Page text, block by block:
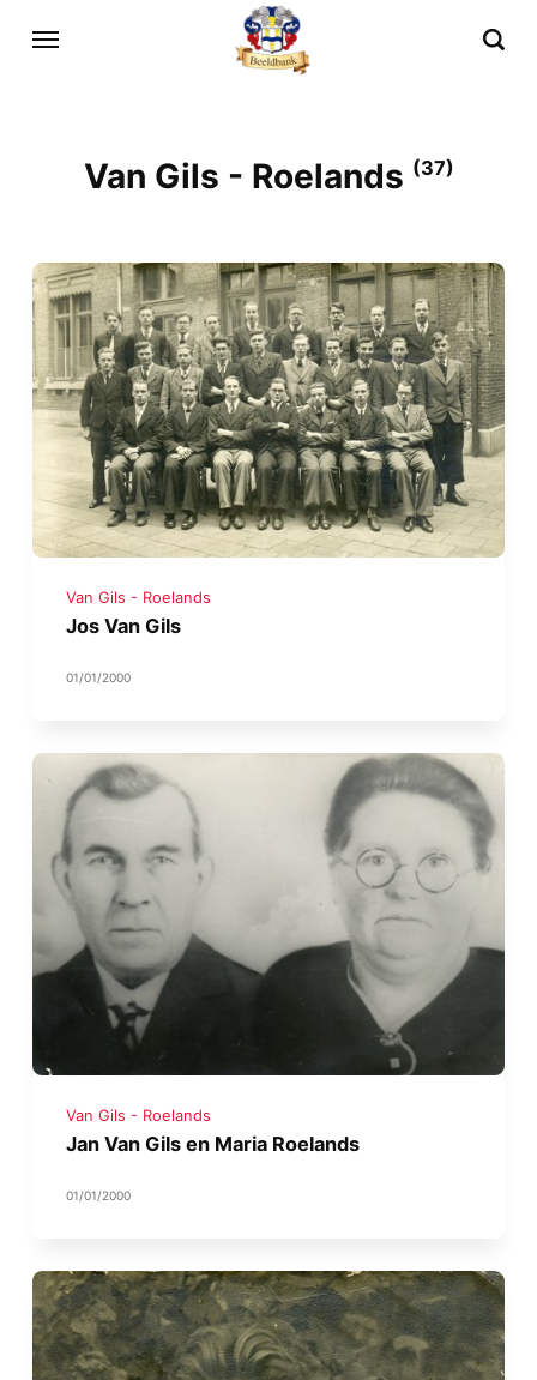
Van Gils - Roelands (37)
Van Gils - Roelands
Jos Van Gils
01/01/2000
Van Gils - Roelands
Jan Van Gils en Maria Roelands
01/01/2000